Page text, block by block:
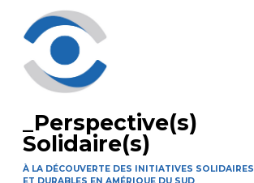
au
contenu
principal
_Perspective(s)
Solidaire(s)
À LA DÉCOUVERTE DES INITIATIVES SOLIDAIRES